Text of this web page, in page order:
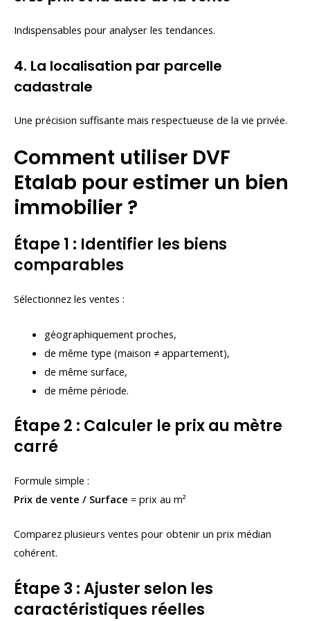
Indispensables pour analyser les tendances.
4. La localisation par parcelle
cadastrale
Une précision suffisante mais respectueuse de la vie privée.
Comment utiliser DVF
Etalab pour estimer un bien
immobilier ?
Étape 1 : Identifier les biens
comparables
Sélectionnez les ventes :
géographiquement proches,
de même type (maison ≠ appartement),
de même surface,
de même période.
Étape 2 : Calculer le prix au mètre
carré
Formule simple :
Prix de vente / Surface = prix au m²
Comparez plusieurs ventes pour obtenir un prix médian
cohérent.
Étape 3 : Ajuster selon les
caractéristiques réelles